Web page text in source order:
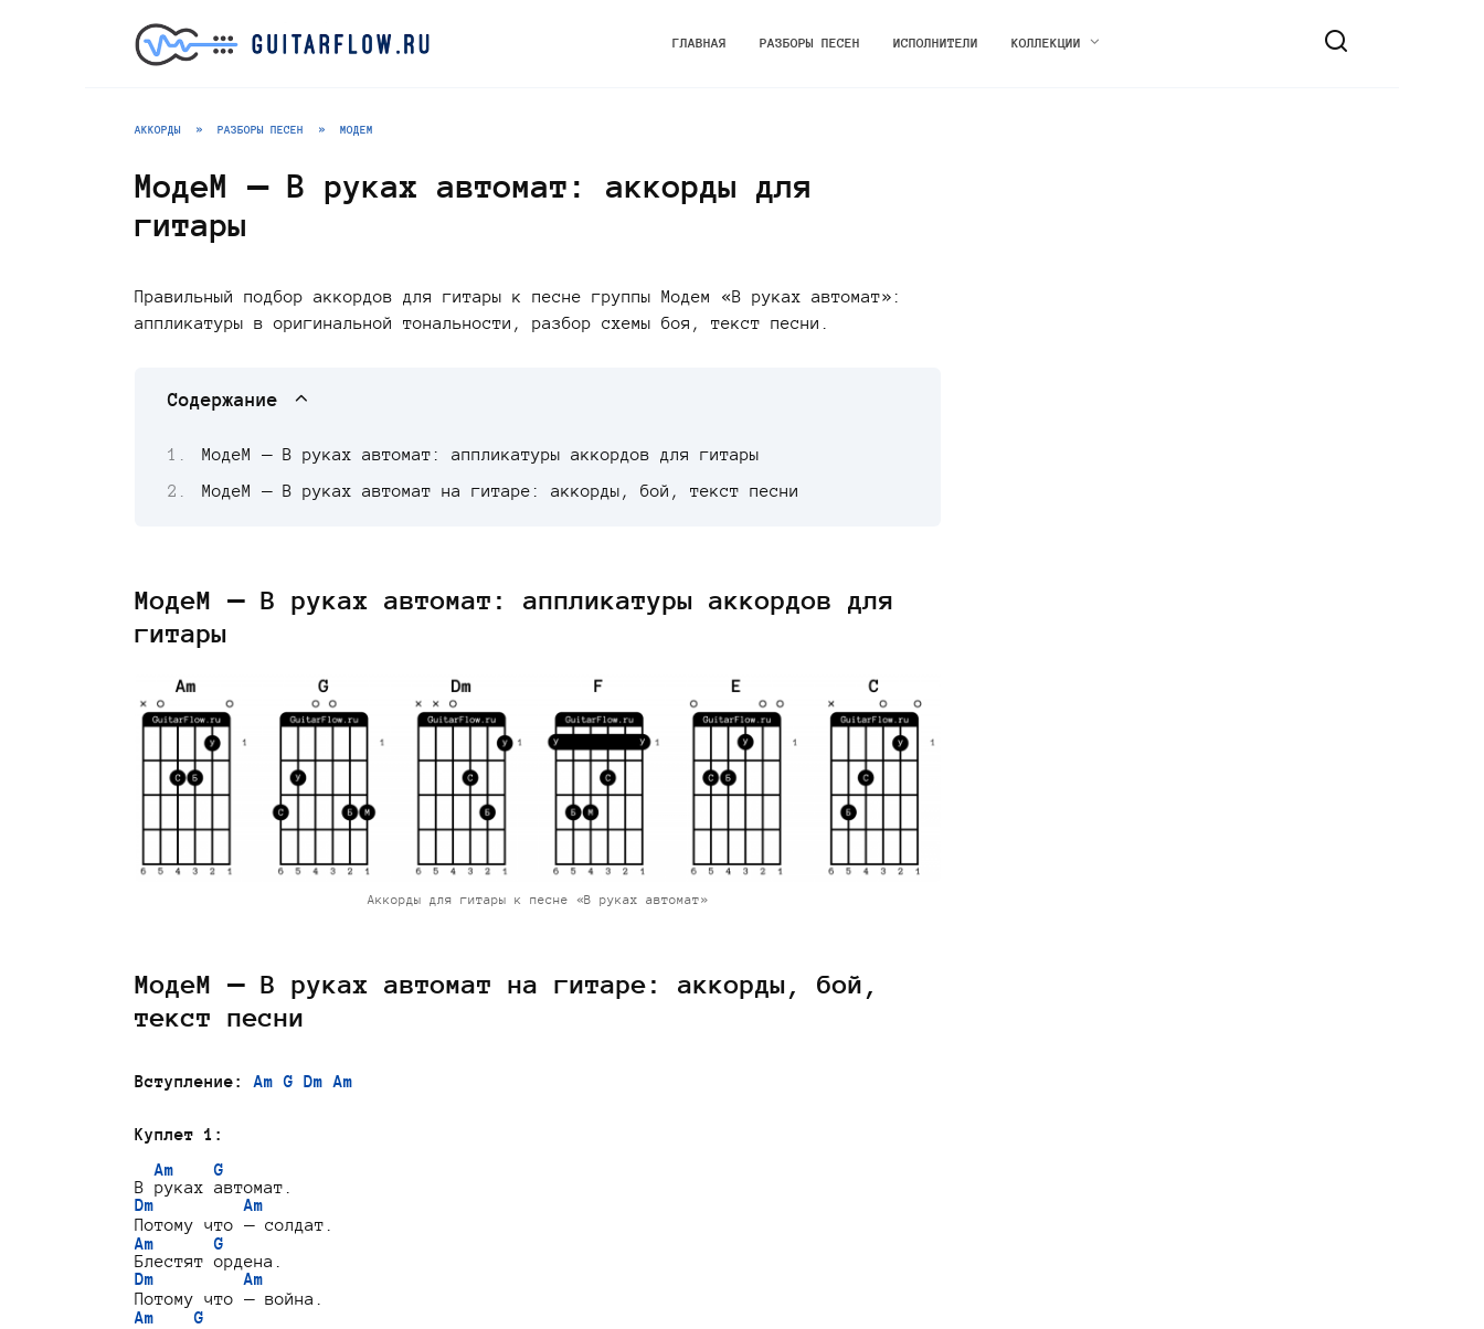
ГЛАВНАЯ РАЗБОРЫ ПЕСЕН ИСПОЛНИТЕЛИ КОЛЛЕКЦИИ
АККОРДЫ » РАЗБОРЫ ПЕСЕН » МОДЕМ
МодеМ — В руках автомат: аккорды для
гитары
Правильный подбор аккордов для гитары к песне группы Модем «В руках автомат»:
аппликатуры в оригинальной тональности, разбор схемы боя, текст песни.
Содержание
МодеМ — В руках автомат: аппликатуры аккордов для гитары
МодеМ — В руках автомат на гитаре: аккорды, бой, текст песни
МодеМ — В руках автомат: аппликатуры аккордов для
гитары
Аккорды для гитары к песне «В руках автомат»
МодеМ — В руках автомат на гитаре: аккорды, бой,
текст песни
Вступление: Am G Dm Am
Куплет 1:
Am    G
Dm         Am
Am      G
Dm         Am
Am    G